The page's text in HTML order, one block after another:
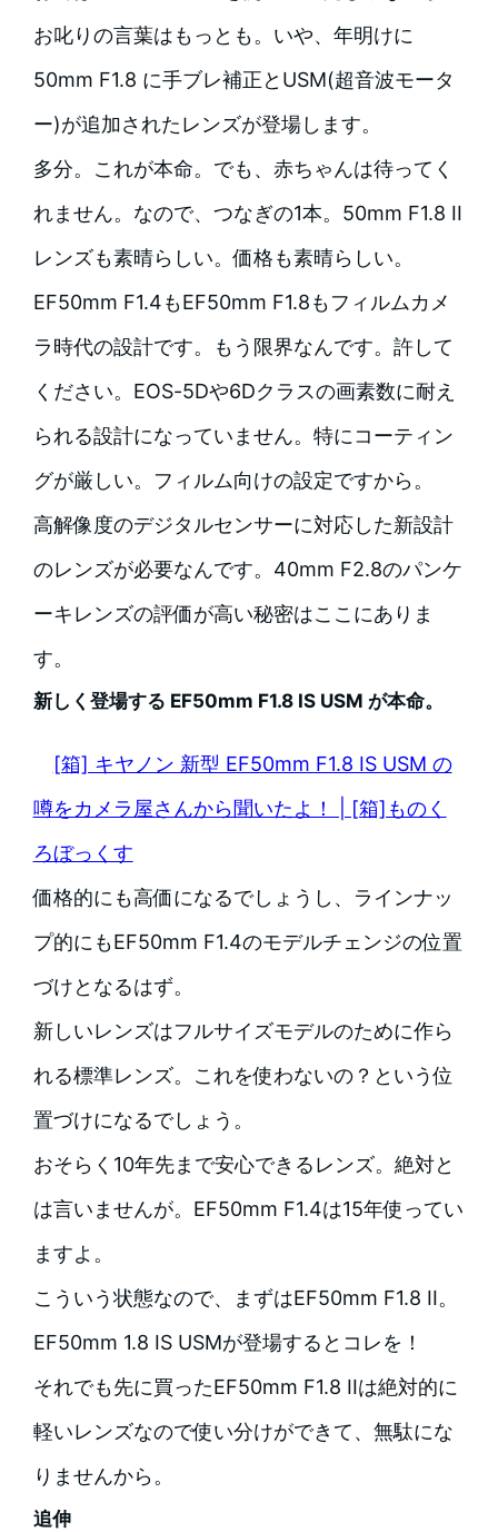
お叱りの言葉はもっとも。いや、年明けに
50mm F1.8 に手ブレ補正とUSM(超音波モータ
ー)が追加されたレンズが登場します。
多分。これが本命。でも、赤ちゃんは待ってく
れません。なので、つなぎの1本。50mm F1.8 II
レンズも素晴らしい。価格も素晴らしい。
EF50mm F1.4もEF50mm F1.8もフィルムカメ
ラ時代の設計です。もう限界なんです。許して
ください。EOS-5Dや6Dクラスの画素数に耐え
られる設計になっていません。特にコーティン
グが厳しい。フィルム向けの設定ですから。
高解像度のデジタルセンサーに対応した新設計
のレンズが必要なんです。40mm F2.8のパンケ
ーキレンズの評価が高い秘密はここにありま
す。
新しく登場する EF50mm F1.8 IS USM が本命。
[箱] キヤノン 新型 EF50mm F1.8 IS USM の
噂をカメラ屋さんから聞いたよ！ | [箱]ものく
ろぼっくす
価格的にも高価になるでしょうし、ラインナッ
プ的にもEF50mm F1.4のモデルチェンジの位置
づけとなるはず。
新しいレンズはフルサイズモデルのために作ら
れる標準レンズ。これを使わないの？という位
置づけになるでしょう。
おそらく10年先まで安心できるレンズ。絶対と
は言いませんが。EF50mm F1.4は15年使ってい
ますよ。
こういう状態なので、まずはEF50mm F1.8 II。
EF50mm 1.8 IS USMが登場するとコレを！
それでも先に買ったEF50mm F1.8 IIは絶対的に
軽いレンズなので使い分けができて、無駄にな
りませんから。
追伸